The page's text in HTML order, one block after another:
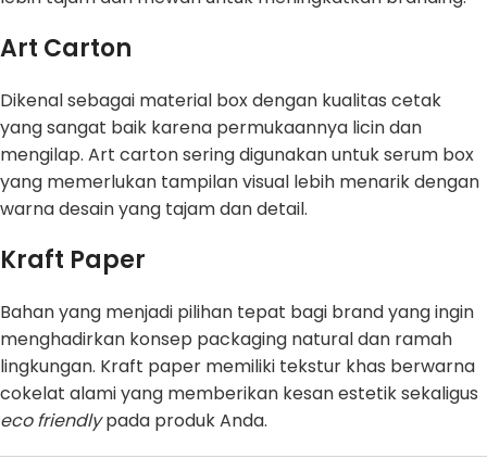
Art Carton
Dikenal sebagai material box dengan kualitas cetak
yang sangat baik karena permukaannya licin dan
mengilap. Art carton sering digunakan untuk serum box
yang memerlukan tampilan visual lebih menarik dengan
warna desain yang tajam dan detail.
Kraft Paper
Bahan yang menjadi pilihan tepat bagi brand yang ingin
menghadirkan konsep packaging natural dan ramah
lingkungan. Kraft paper memiliki tekstur khas berwarna
cokelat alami yang memberikan kesan estetik sekaligus
eco friendlypada produk Anda.